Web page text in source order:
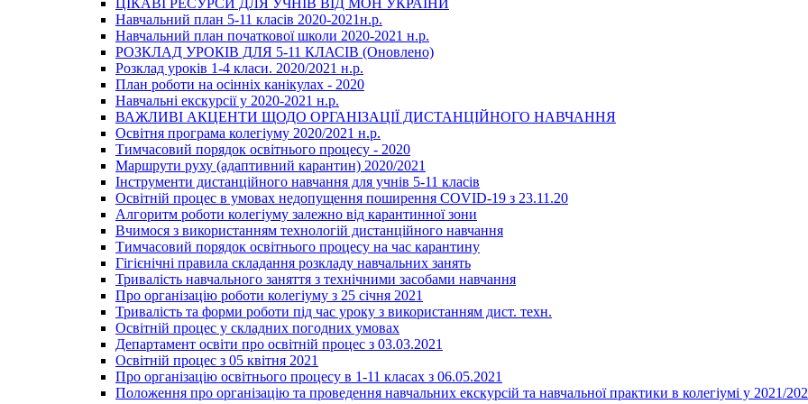
ЦІКАВІ РЕСУРСИ ДЛЯ УЧНІВ ВІД МОН УКРАЇНИ
Навчальний план 5-11 класів 2020-2021н.р.
Навчальний план початкової школи 2020-2021 н.р.
РОЗКЛАД УРОКІВ ДЛЯ 5-11 КЛАСІВ (Оновлено)
Розклад уроків 1-4 класи. 2020/2021 н.р.
План роботи на осінніх канікулах - 2020
Навчальні екскурсії у 2020-2021 н.р.
ВАЖЛИВІ АКЦЕНТИ ЩОДО ОРГАНІЗАЦІЇ ДИСТАНЦІЙНОГО НАВЧАННЯ
Освітня програма колегіуму 2020/2021 н.р.
Тимчасовий порядок освітнього процесу - 2020
Маршрути руху (адаптивний карантин) 2020/2021
Інструменти дистанційного навчання для учнів 5-11 класів
Освітній процес в умовах недопущення поширення COVID-19 з 23.11.20
Алгоритм роботи колегіуму залежно від карантинної зони
Вчимося з використанням технологій дистанційного навчання
Тимчасовий порядок освітнього процесу на час карантину
Гігієнічні правила складання розкладу навчальних занять
Тривалість навчального заняття з технічними засобами навчання
Про організацію роботи колегіуму з 25 січня 2021
Тривалість та форми роботи під час уроку з використанням дист. техн.
Освітній процес у складних погодних умовах
Департамент освіти про освітній процес з 03.03.2021
Освітній процес з 05 квітня 2021
Про організацію освітнього процесу в 1-11 класах з 06.05.2021
Положення про організацію та проведення навчальних екскурсій та навчальної практики в колегіумі у 2021/